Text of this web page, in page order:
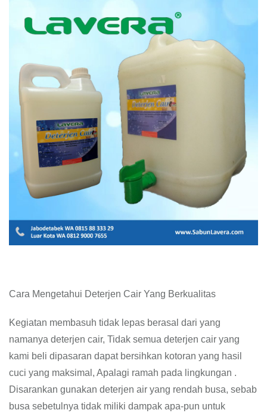
Cara Mengetahui Deterjen Cair Yang Berkualitas
Kegiatan membasuh tidak lepas berasal dari yang
namanya deterjen cair, Tidak semua deterjen cair yang
kami beli dipasaran dapat bersihkan kotoran yang hasil
cuci yang maksimal, Apalagi ramah pada lingkungan .
Disarankan gunakan deterjen air yang rendah busa, sebab
busa sebetulnya tidak miliki dampak apa-pun untuk